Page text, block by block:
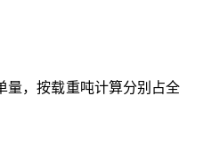
量，按载重吨计算分别占全